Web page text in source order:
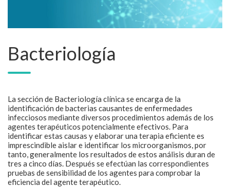
Bacteriología
La sección de Bacteriología clínica se encarga de la
identificación de bacterias causantes de enfermedades
infecciosos mediante diversos procedimientos además de los
agentes terapéuticos potencialmente efectivos. Para
identificar estas causas y elaborar una terapia eficiente es
imprescindible aislar e identificar los microorganismos, por
tanto, generalmente los resultados de estos análisis duran de
tres a cinco días. Después se efectúan las correspondientes
pruebas de sensibilidad de los agentes para comprobar la
eficiencia del agente terapéutico.